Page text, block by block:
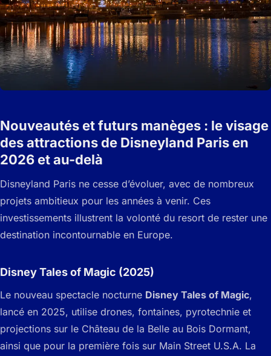
Nouveautés et futurs manèges : le visage
des attractions de Disneyland Paris en
2026 et au-delà
Disneyland Paris ne cesse d’évoluer, avec de nombreux
projets ambitieux pour les années à venir. Ces
investissements illustrent la volonté du resort de rester une
destination incontournable en Europe.
Disney Tales of Magic (2025)
Le nouveau spectacle nocturne Disney Tales of Magic,
lancé en 2025, utilise drones, fontaines, pyrotechnie et
projections sur le Château de la Belle au Bois Dormant,
ainsi que pour la première fois sur Main Street U.S.A. La